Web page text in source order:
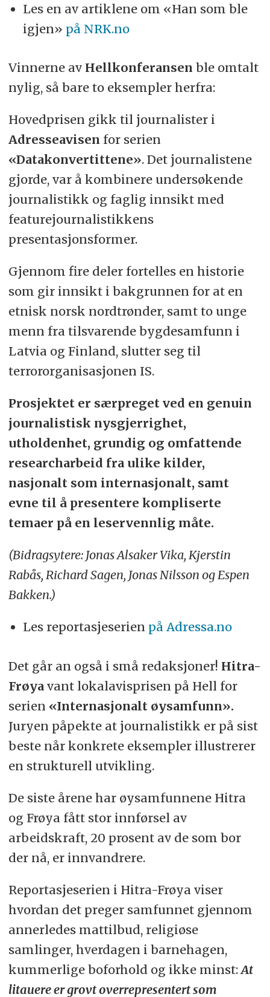
Les en av artiklene om «Han som ble
igjen» på NRK.no
Vinnerne av Hellkonferansen ble omtalt
nylig, så bare to eksempler herfra:
Hovedprisen gikk til journalister i
Adresseavisen for serien
«Datakonvertittene». Det journalistene
gjorde, var å kombinere undersøkende
journalistikk og faglig innsikt med
featurejournalistikkens
presentasjonsformer.
Gjennom fire deler fortelles en historie
som gir innsikt i bakgrunnen for at en
etnisk norsk nordtrønder, samt to unge
menn fra tilsvarende bygdesamfunn i
Latvia og Finland, slutter seg til
terrororganisasjonen IS.
Prosjektet er særpreget ved en genuin
journalistisk nysgjerrighet,
utholdenhet, grundig og omfattende
researcharbeid fra ulike kilder,
nasjonalt som internasjonalt, samt
evne til å presentere kompliserte
temaer på en leservennlig måte.
(Bidragsytere: Jonas Alsaker Vika, Kjerstin
Rabås, Richard Sagen, Jonas Nilsson og Espen
Bakken.)
Les reportasjeserien på Adressa.no
Det går an også i små redaksjoner! Hitra-
Frøyavant lokalavisprisen på Hell for
serien «Internasjonalt øysamfunn».
Juryen påpekte at journalistikk er på sist
beste når konkrete eksempler illustrerer
en strukturell utvikling.
De siste årene har øysamfunnene Hitra
og Frøya fått stor innførsel av
arbeidskraft, 20 prosent av de som bor
der nå, er innvandrere.
Reportasjeserien i Hitra-Frøya viser
hvordan det preger samfunnet gjennom
annerledes mattilbud, religiøse
samlinger, hverdagen i barnehagen,
kummerlige boforhold og ikke minst: At
litauere er grovt overrepresentert som